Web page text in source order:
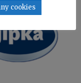
cookies